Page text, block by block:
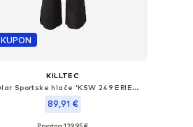
KUPON
KILLTEC
regular Sportske hlače 'KSW 249 ERIELLE'
89,91 €